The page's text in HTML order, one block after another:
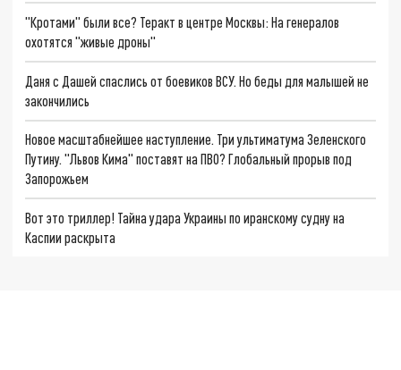
"Кротами" были все? Теракт в центре Москвы: На генералов
охотятся "живые дроны"
Даня с Дашей спаслись от боевиков ВСУ. Но беды для малышей не
закончились
Новое масштабнейшее наступление. Три ультиматума Зеленского
Путину. "Львов Кима" поставят на ПВО? Глобальный прорыв под
Запорожьем
Вот это триллер! Тайна удара Украины по иранскому судну на
Каспии раскрыта